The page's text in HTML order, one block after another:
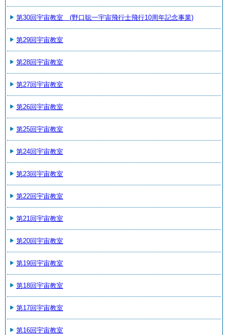
第30回宇宙教室 (野口聡一宇宙飛行士飛行10周年記念事業)
第29回宇宙教室
第28回宇宙教室
第27回宇宙教室
第26回宇宙教室
第25回宇宙教室
第24回宇宙教室
第23回宇宙教室
第22回宇宙教室
第21回宇宙教室
第20回宇宙教室
第19回宇宙教室
第18回宇宙教室
第17回宇宙教室
第16回宇宙教室